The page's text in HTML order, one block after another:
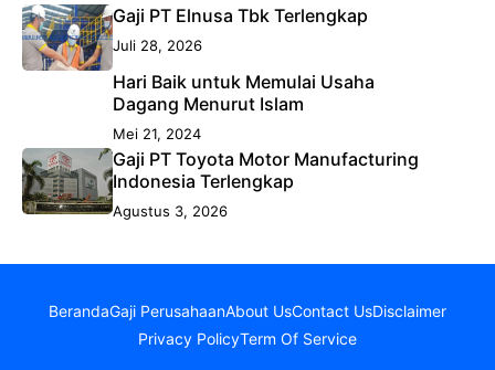
Gaji PT Elnusa Tbk Terlengkap
Juli 28, 2026
Hari Baik untuk Memulai Usaha
Dagang Menurut Islam
Mei 21, 2024
Gaji PT Toyota Motor Manufacturing
Indonesia Terlengkap
Agustus 3, 2026
BerandaGaji PerusahaanAbout UsContact UsDisclaimer
Privacy PolicyTerm Of Service